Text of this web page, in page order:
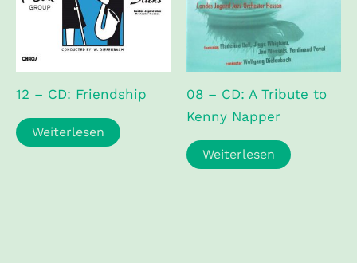
12 – CD: Friendship
Weiterlesen
08 – CD: A Tribute to
Kenny Napper
Weiterlesen